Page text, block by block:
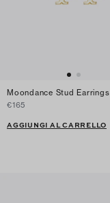
Moondance Stud Earrings
€165
AGGIUNGI AL CARRELLO